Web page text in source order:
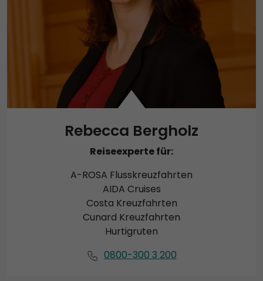
Rebecca Bergholz
Reiseexperte für:
A-ROSA Flusskreuzfahrten
AIDA Cruises
Costa Kreuzfahrten
Cunard Kreuzfahrten
Hurtigruten
0800-300 3 200